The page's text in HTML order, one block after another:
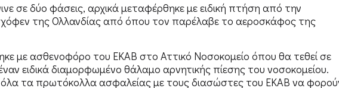
σε δύο φάσεις, αρχικά μεταφέρθηκε με ειδική πτήση από την
της Ολλανδίας από όπου τον παρέλαβε το αεροσκάφος της
με ασθενοφόρο του ΕΚΑΒ στο Αττικό Νοσοκομείο όπου θα τεθεί σε
ειδικά διαμορφωμένο θάλαμο αρνητικής πίεσης του νοσοκομείου.
τα πρωτόκολλα ασφαλείας με τους διασώστες του ΕΚΑΒ να